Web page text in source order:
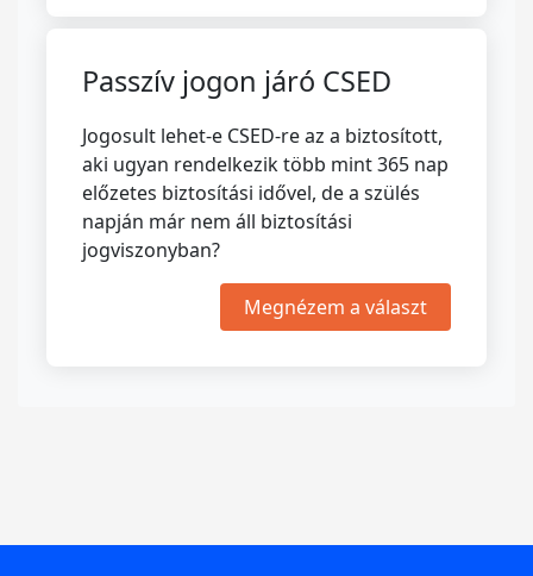
Passzív jogon járó CSED
Jogosult lehet-e CSED-re az a biztosított,
aki ugyan rendelkezik több mint 365 nap
előzetes biztosítási idővel, de a szülés
napján már nem áll biztosítási
jogviszonyban?
Megnézem a választ